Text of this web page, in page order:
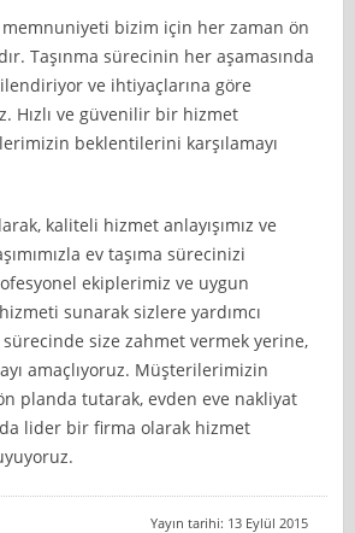
bizim için her zaman ön
Taşınma sürecinin her aşamasında
ve ihtiyaçlarına göre
Hızlı ve güvenilir bir hizmet
beklentilerini karşılamayı
kaliteli hizmet anlayışımız ve
ev taşıma sürecinizi
ekiplerimiz ve uygun
sunarak sizlere yardımcı
sürecinde size zahmet vermek yerine,
amaçlıyoruz. Müşterilerimizin
planda tutarak, evden eve nakliyat
lider bir firma olarak hizmet
Yayın tarihi: 13 Eylül 2015